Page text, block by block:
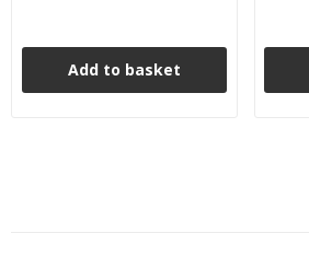
Add to basket